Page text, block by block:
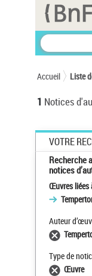
Accueil Liste
1 Notices
VOTRE
Recherche
notices
Œuvres liées
Auteur
Type de
Œuvre
Panneau de gestion des